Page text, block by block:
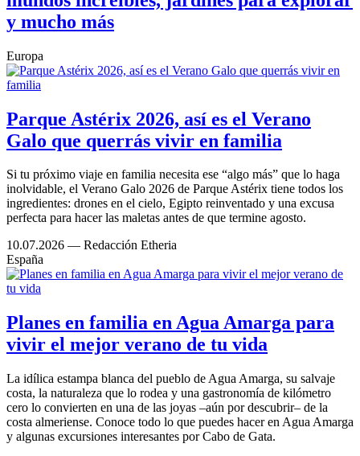
y mucho más
Europa
Parque Astérix 2026, así es el Verano
Galo que querrás vivir en familia
Si tu próximo viaje en familia necesita ese “algo más” que lo haga
inolvidable, el Verano Galo 2026 de Parque Astérix tiene todos los
ingredientes: drones en el cielo, Egipto reinventado y una excusa
perfecta para hacer las maletas antes de que termine agosto.
10.07.2026 — Redacción Etheria
España
Planes en familia en Agua Amarga para
vivir el mejor verano de tu vida
La idílica estampa blanca del pueblo de Agua Amarga, su salvaje
costa, la naturaleza que lo rodea y una gastronomía de kilómetro
cero lo convierten en una de las joyas –aún por descubrir– de la
costa almeriense. Conoce todo lo que puedes hacer en Agua Amarga
y algunas excursiones interesantes por Cabo de Gata.